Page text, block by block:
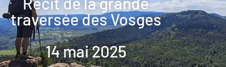
traversée des Vosges
14 mai 2025